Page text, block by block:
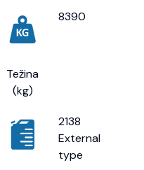
Težina
(kg)
8390
2138
External
type